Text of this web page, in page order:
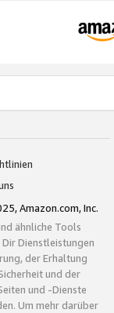
Amazon.com, Inc.
ähnliche Tools
Dir Dienstleistungen
der Erhaltung
und der
und -Dienste
Um mehr darüber